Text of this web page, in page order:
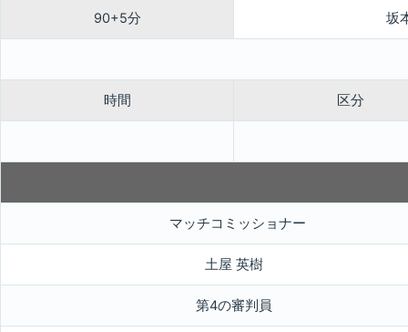
90+5分 坂
時間 区分
マッチコミッショナー
土屋 英樹
第4の審判員